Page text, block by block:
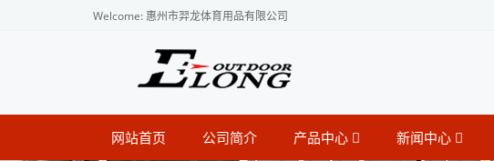
Welcome: 惠州市羿龙体育用品有限公司
网站首页 公司简介 产品中心 新闻中心